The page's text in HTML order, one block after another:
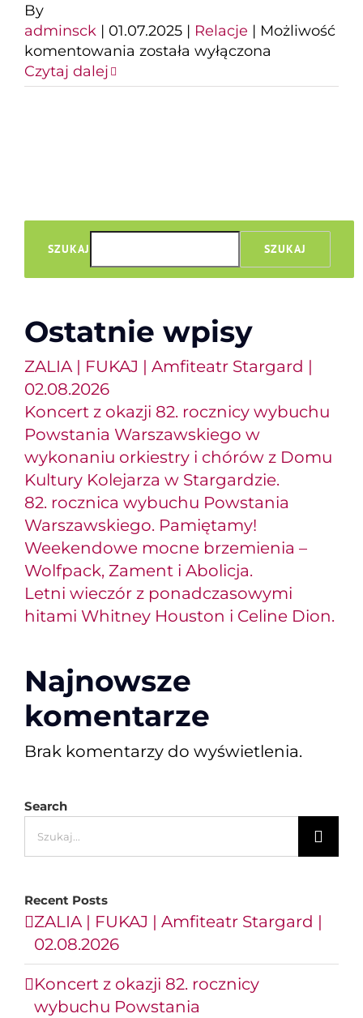
By
adminsck | 01.07.2025 | Relacje | Możliwość
komentowania Pierwsza
Pracowni
została wyłączona
Czytaj dalej
SZUKAJ SZUKAJ
Ostatnie wpisy
ZALIA | FUKAJ | Amfiteatr Stargard |
02.08.2026
Koncert z okazji 82. rocznicy wybuchu
Powstania Warszawskiego w
wykonaniu orkiestry i chórów z Domu
Kultury Kolejarza w Stargardzie.
82. rocznica wybuchu Powstania
Warszawskiego. Pamiętamy!
Weekendowe mocne brzemienia –
Wolfpack, Zament i Abolicja.
Letni wieczór z ponadczasowymi
hitami Whitney Houston i Celine Dion.
Najnowsze
komentarze
Brak komentarzy do wyświetlenia.
Search
Recent Posts
ZALIA | FUKAJ | Amfiteatr Stargard |
02.08.2026
Koncert z okazji 82. rocznicy
wybuchu Powstania